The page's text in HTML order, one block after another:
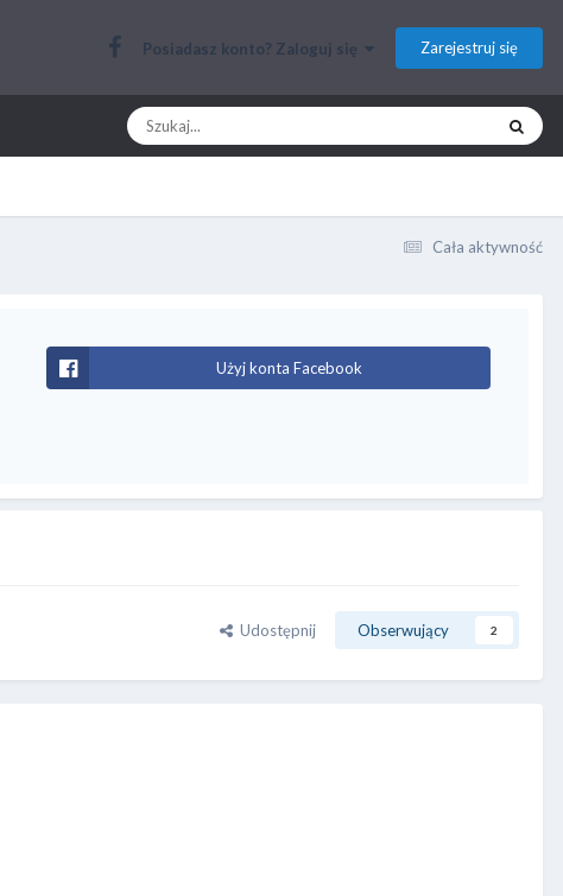
Posiadasz konto? Zaloguj się Zarejestruj się
Cała aktywność
Użyj konta Facebook
Udostępnij Obserwujący 2